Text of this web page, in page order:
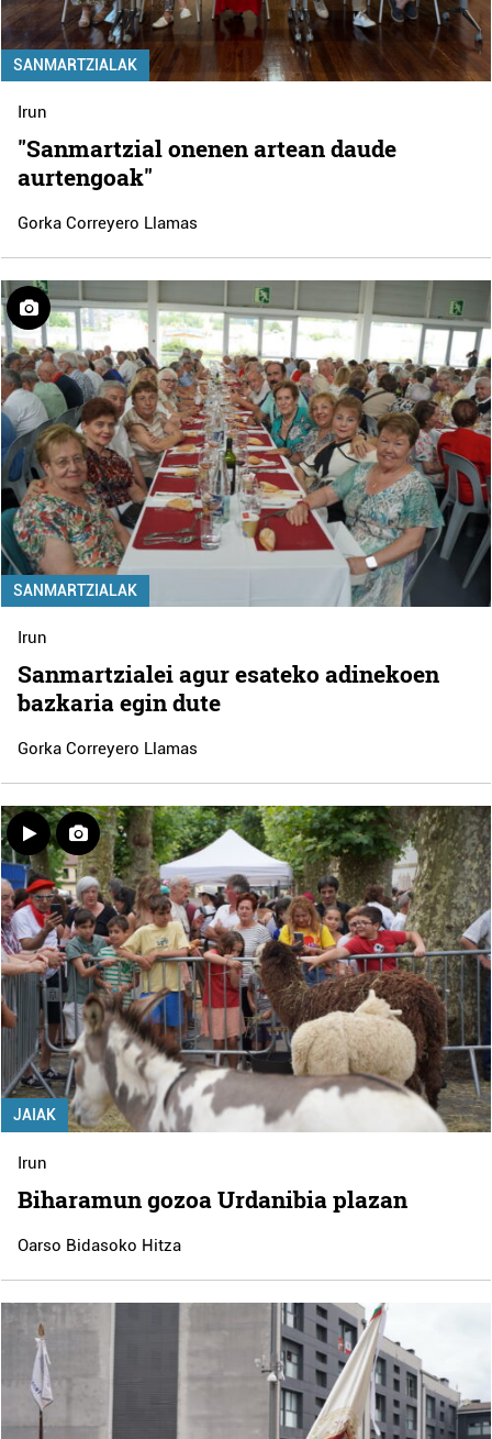
SANMARTZIALAK
Irun
"Sanmartzial onenen artean daude
aurtengoak"
Gorka Correyero Llamas
SANMARTZIALAK
Irun
Sanmartzialei agur esateko adinekoen
bazkaria egin dute
Gorka Correyero Llamas
JAIAK
Irun
Biharamun gozoa Urdanibia plazan
Oarso Bidasoko Hitza